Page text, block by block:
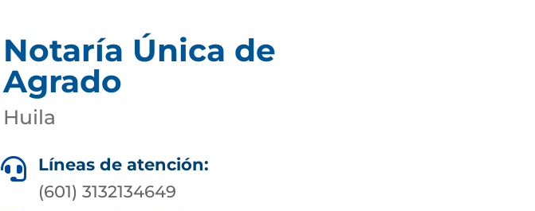
Notaría Única de
Agrado
Huila

Líneas de atención:
(601) 3132134649